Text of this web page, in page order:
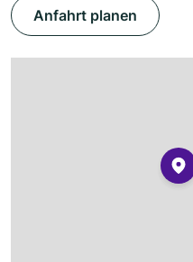
Anfahrt planen